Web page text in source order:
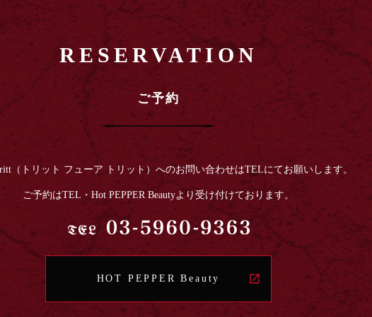
RESERVATION
ご予約
（トリット フューア トリット）へのお問い合わせはTELにてお願いします。
ご予約はTEL・Hot PEPPER Beautyより受け付けております。
HOT PEPPER Beauty